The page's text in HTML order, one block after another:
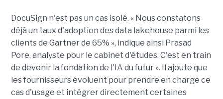
DocuSign n'est pas un cas isolé. « Nous constatons
déjà un taux d'adoption des data lakehouse parmi les
clients de Gartner de 65% », indique ainsi Prasad
Pore, analyste pour le cabinet d'études. C'est en train
de devenir la fondation de l'IA du futur ». Il ajoute que
les fournisseurs évoluent pour prendre en charge ce
cas d'usage et intégrer directement certaines